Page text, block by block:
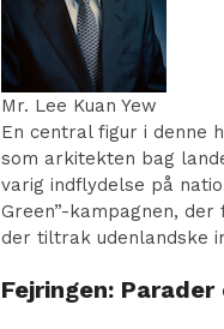
Mr. Lee Kuan Yew
En central figur i denne
som arkitekten bag
varig indflydelse på
Green”-kampagnen,
der tiltrak udenlandske
Fejringen: